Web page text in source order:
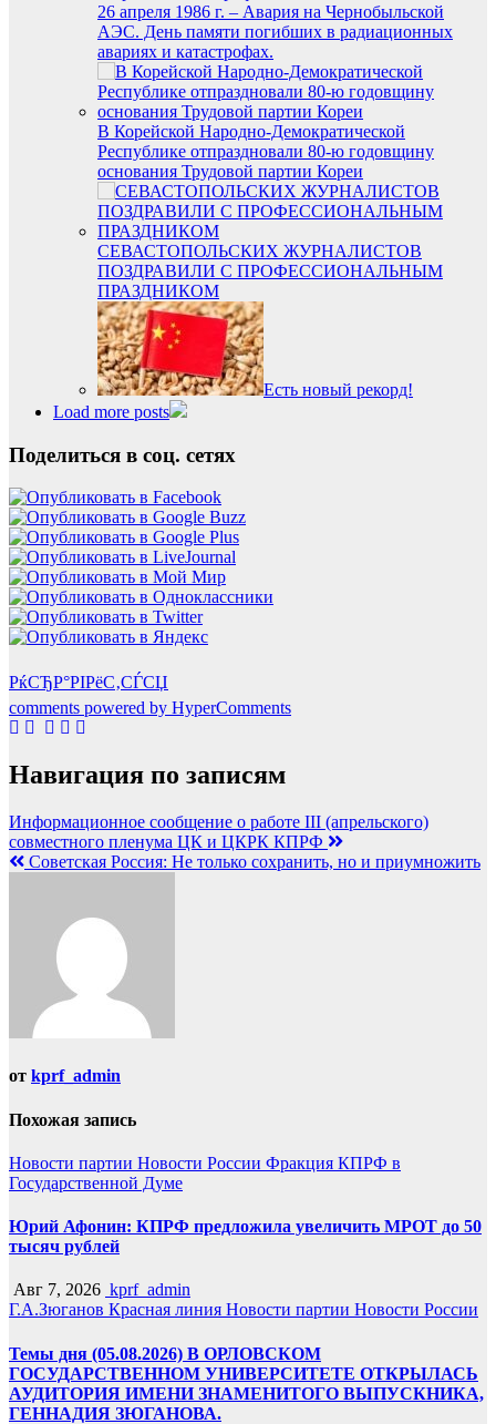
26 апреля 1986 г. – Авария на Чернобыльской
АЭС. День памяти погибших в радиационных
авариях и катастрофах.
В Корейской Народно-Демократической
Республике отпраздновали 80-ю годовщину
основания Трудовой партии Кореи
СЕВАСТОПОЛЬСКИХ ЖУРНАЛИСТОВ
ПОЗДРАВИЛИ С ПРОФЕССИОНАЛЬНЫМ
ПРАЗДНИКОМ
Есть новый рекорд!
Load more posts
Поделиться в соц. сетях
РќСЂР°РІРёС‚СЃСЏ
comments powered by HyperComments
Навигация по записям
Информационное сообщение о работе III (апрельского)
совместного пленума ЦК и ЦКРК КПРФ
Советская Россия: Не только сохранить, но и приумножить
от kprf_admin
Похожая запись
Новости партии Новости России Фракция КПРФ в
Государственной Думе
Юрий Афонин: КПРФ предложила увеличить МРОТ до 50
тысяч рублей
Авг 7, 2026 kprf_admin
Г.А.Зюганов Красная линия Новости партии Новости России
Темы дня (05.08.2026) В ОРЛОВСКОМ
ГОСУДАРСТВЕННОМ УНИВЕРСИТЕТЕ ОТКРЫЛАСЬ
АУДИТОРИЯ ИМЕНИ ЗНАМЕНИТОГО ВЫПУСКНИКА,
ГЕННАДИЯ ЗЮГАНОВА.